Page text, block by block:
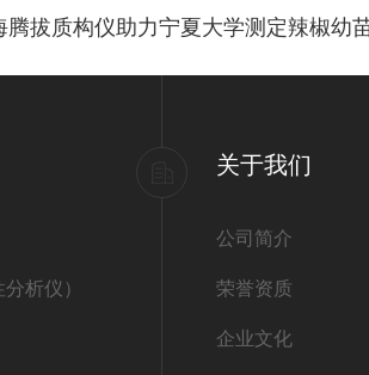
腾拔质构仪助力宁夏大学测定辣椒幼
析仪）
关于我们
公司简介
荣誉资质
企业文化